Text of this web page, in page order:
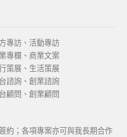
專訪、活動專訪
專欄、商業文案
策展、生活策展
諮詢、創業諮詢
顧問、創業顧問
約；各項專案亦可與我長期合作